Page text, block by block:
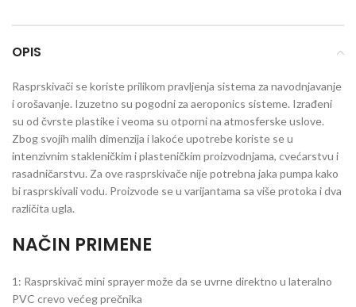
OPIS
Rasprskivači se koriste prilikom pravljenja sistema za navodnjavanje
i orošavanje. Izuzetno su pogodni za aeroponics sisteme. Izrađeni
su od čvrste plastike i veoma su otporni na atmosferske uslove.
Zbog svojih malih dimenzija i lakoće upotrebe koriste se u
intenzivnim stakleničkim i plasteničkim proizvodnjama, cvećarstvu i
rasadničarstvu. Za ove rasprskivače nije potrebna jaka pumpa kako
bi rasprskivali vodu. Proizvode se u varijantama sa više protoka i dva
različita ugla.
NAČIN PRIMENE
1: Rasprskivač mini sprayer može da se uvrne direktno u lateralno
PVC crevo većeg prečnika